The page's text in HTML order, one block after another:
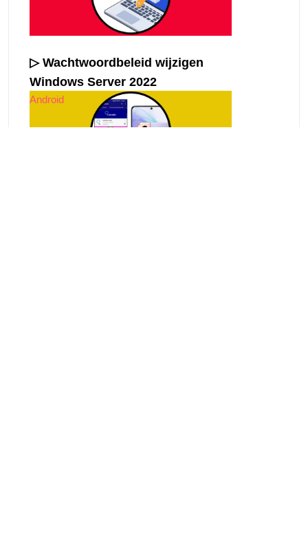
▷ Wachtwoordbeleid wijzigen
Windows Server 2022
Android